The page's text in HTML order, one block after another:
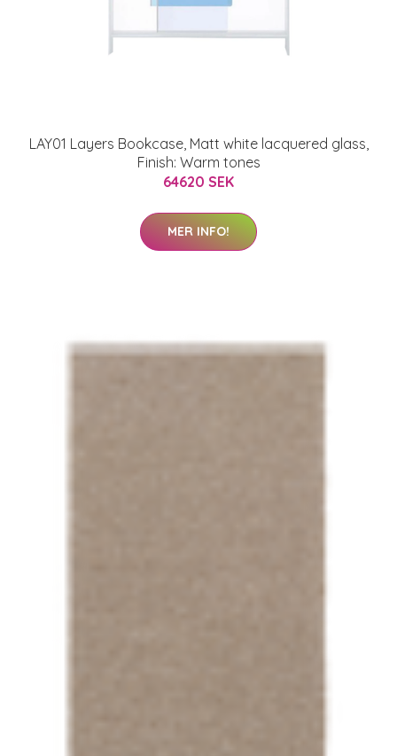
LAY01 Layers Bookcase, Matt white lacquered glass,
Finish: Warm tones
64620 SEK
MER INFO!